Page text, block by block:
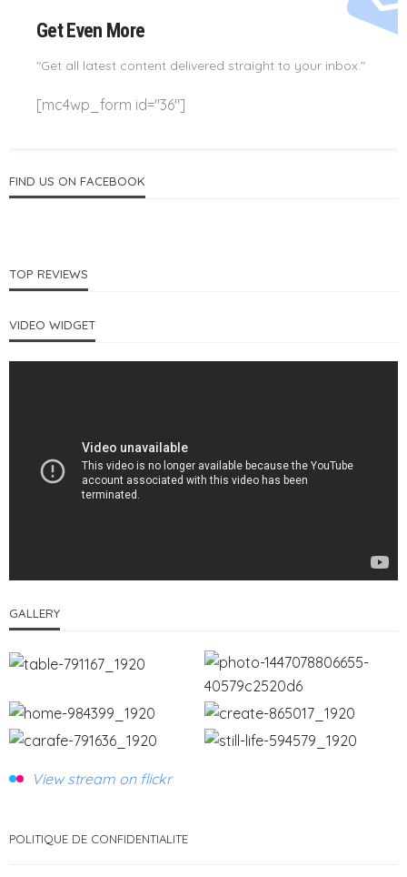
Get Even More
"Get all latest content delivered straight to your inbox."
[mc4wp_form id="36"]
FIND US ON FACEBOOK
TOP REVIEWS
VIDEO WIDGET
GALLERY
View stream on flickr
POLITIQUE DE CONFIDENTIALITE